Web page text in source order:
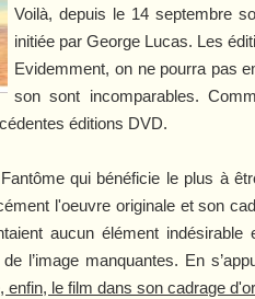
Voilà, depuis le 14 septembre
initiée par George Lucas. Les
Evidemment, on ne pourra pas
son sont incomparables.
éditions DVD.
qui bénéficie le plus à
l'oeuvre originale et son
aucun élément
l’image manquantes. En
enfin, le film dans son cadrage